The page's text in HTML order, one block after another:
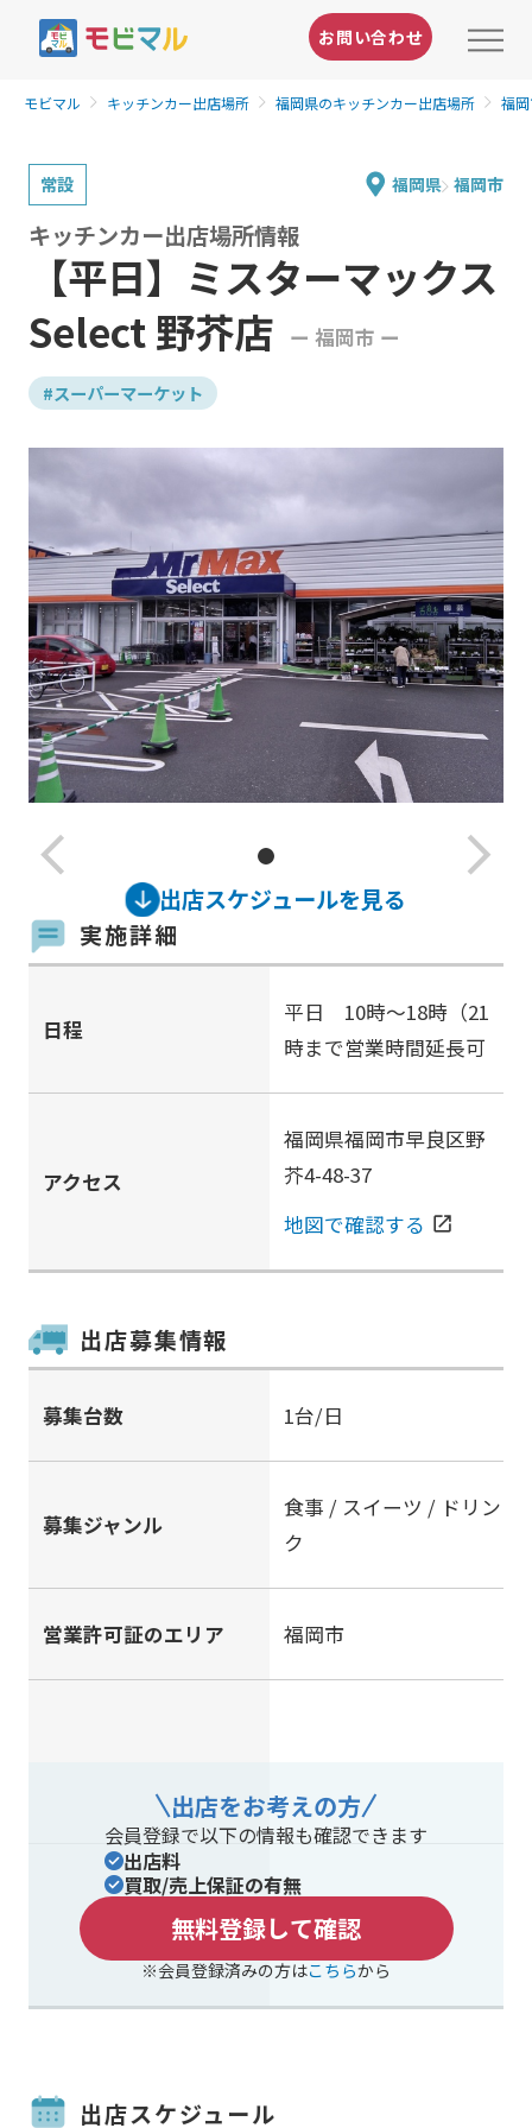
お問い合わせ
モビマル キッチンカー出店場所 福岡県のキッチンカー出店場所 福
常設 福岡県 福岡市
【平日】ミスターマックス
Select 野芥店
ー 福岡市 ー
キッチンカー出店場所情報
#スーパーマーケット
arrow_back_ios_new arrow_forward_ios
出店スケジュールを見る
実施詳細
日程
平日 10時〜18時（21
時まで営業時間延長可
アクセス
福岡県福岡市早良区野
芥4-48-37
地図で確認する open_in_new
出店募集情報
募集台数 1台/日
募集ジャンル
食事 / スイーツ / ドリン
ク
営業許可証のエリア 福岡市
出店をお考えの方
会員登録で以下の情報も確認できます
出店料
買取/売上保証の有無
無料登録して確認
※会員登録済みの方はこちらから
出店スケジュール